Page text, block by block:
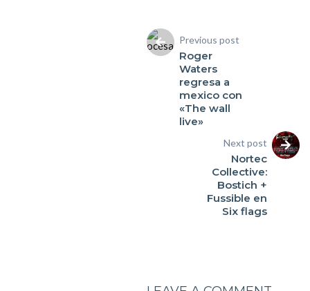
Previous post
Roger
Waters
regresa a
mexico con
«The wall
live»
Next post
Nortec
Collective:
Bostich +
Fussible en
Six flags